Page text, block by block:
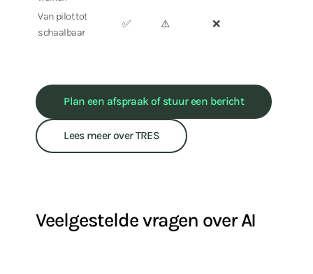
Van pilot tot
schaalbaar
✅ ⚠️ ❌
Plan een afspraak of stuur een bericht
Lees meer over TRES
Veelgestelde vragen over AI